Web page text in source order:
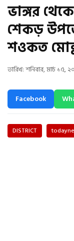
ভাঙ্গর
শেকড়
শওকত
তারিখ: শনিবার, মার্চ
Facebook
DISTRICT